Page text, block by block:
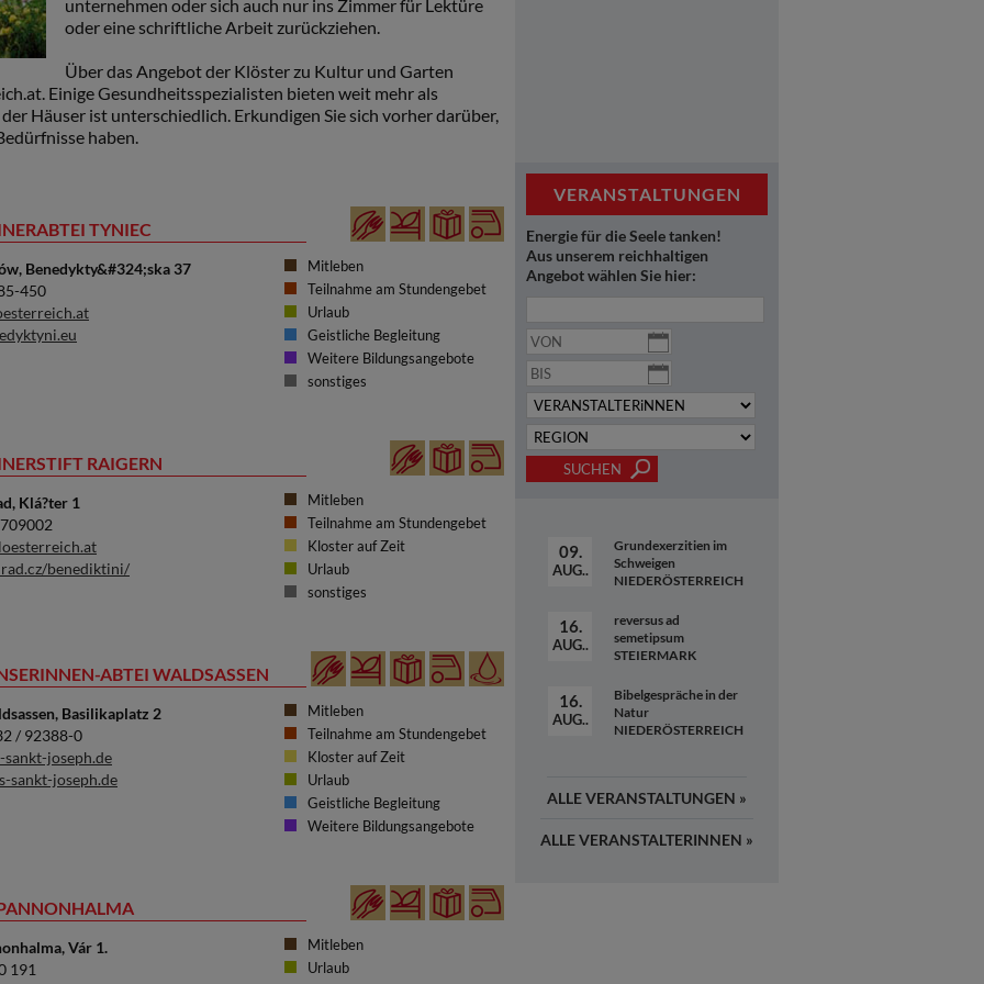
VERANSTALTUNGEN
Energie für die Seele tanken!
Aus unserem reichhaltigen
Angebot wählen Sie hier:
09.
AUG..
Grundexerzitien im
Schweigen
NIEDERÖSTERREICH
16.
AUG..
reversus ad
semetipsum
STEIERMARK
16.
AUG..
Bibelgespräche in der
Natur
NIEDERÖSTERREICH
ALLEVERANSTALTUNGEN »
ALLEVERANSTALTERINNEN »
unternehmen oder sich auch nur ins Zimmer für Lektüre
oder eine schriftliche Arbeit zurückziehen.
Über das Angebot der Klöster zu Kultur und Garten
Einige Gesundheitsspezialisten bieten weit mehr als
Häuser ist unterschiedlich. Erkundigen Sie sich vorher darüber,
haben.
TYNIEC
Benedykty&#324;ska 37
450
Mitleben
Teilnahme am Stundengebet
Urlaub
Geistliche Begleitung
Weitere Bildungsangebote
sonstiges
RAIGERN
Klá?ter 1
benediktini/
Mitleben
Teilnahme am Stundengebet
Kloster auf Zeit
Urlaub
sonstiges
ABTEI WALDSASSEN
Basilikaplatz 2
/ 92388-0
sankt-joseph.de
sankt-joseph.de
Mitleben
Teilnahme am Stundengebet
Kloster auf Zeit
Urlaub
Geistliche Begleitung
Weitere Bildungsangebote
Vár 1.
191
Mitleben
Urlaub